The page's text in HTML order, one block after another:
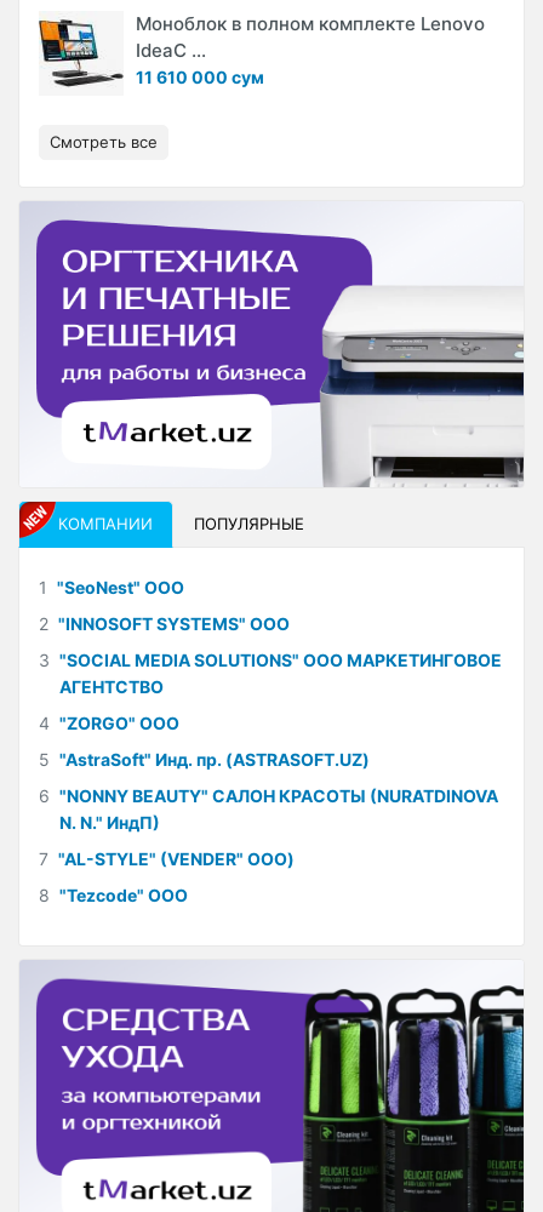
Моноблок в полном комплекте Lenovo
IdeaC ...
11 610 000 сум
Смотреть все
КОМПАНИИ ПОПУЛЯРНЫЕ
1 "SeoNest" ООО
2 "INNOSOFT SYSTEMS" ООО
3 "SOCIAL MEDIA SOLUTIONS" ООО МАРКЕТИНГОВОЕ
АГЕНТСТВО
4 "ZORGO" ООО
5 "AstraSoft" Инд. пр. (ASTRASOFT.UZ)
6 "NONNY BEAUTY" САЛОН КРАСОТЫ (NURATDINOVA
N. N." ИндП)
7 "AL-STYLE" (VENDER" ООО)
8 "Tezcode" ООО